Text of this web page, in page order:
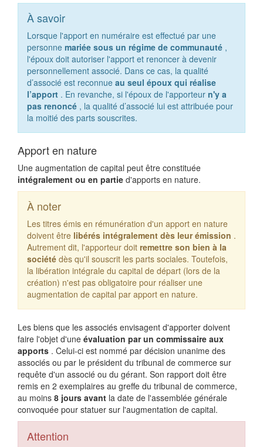
À savoir
Lorsque l'apport en numéraire est effectué par une
personne mariée sous un régime de communauté ,
l'époux doit autoriser l'apport et renoncer à devenir
personnellement associé. Dans ce cas, la qualité
d’associé est reconnue au seul époux qui réalise
l’apport . En revanche, si l'époux de l'apporteur n'y a
pas renoncé , la qualité d’associé lui est attribuée pour
la moitié des parts souscrites.
Apport en nature
Une augmentation de capital peut être constituée
intégralement ou en partie d'apports en nature.
À noter
Les titres émis en rémunération d'un apport en nature
doivent être libérés intégralement dès leur émission .
Autrement dit, l'apporteur doit remettre son bien à la
société dès qu'il souscrit les parts sociales. Toutefois,
la libération intégrale du capital de départ (lors de la
création) n'est pas obligatoire pour réaliser une
augmentation de capital par apport en nature.
Les biens que les associés envisagent d'apporter doivent
faire l'objet d'une évaluation par un commissaire aux
apports . Celui-ci est nommé par décision unanime des
associés ou par le président du tribunal de commerce sur
requête d'un associé ou du gérant. Son rapport doit être
remis en 2 exemplaires au greffe du tribunal de commerce,
au moins 8 jours avant la date de l'assemblée générale
convoquée pour statuer sur l'augmentation de capital.
Attention